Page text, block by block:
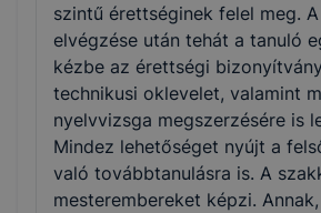
szintű érettséginek felel meg.
elvégzése után tehát a tanuló
kézbe az érettségi
technikusi oklevelet, valamint
nyelvvizsga megszerzésére is
Mindez lehetőséget nyújt a
való továbbtanulásra is. A
mesterembereket képzi.